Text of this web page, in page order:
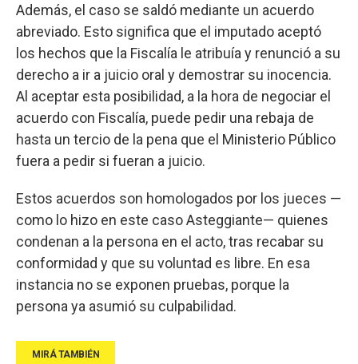
Además, el caso se saldó mediante un acuerdo
abreviado. Esto significa que el imputado aceptó
los hechos que la Fiscalía le atribuía y renunció a su
derecho a ir a juicio oral y demostrar su inocencia.
Al aceptar esta posibilidad, a la hora de negociar el
acuerdo con Fiscalía, puede pedir una rebaja de
hasta un tercio de la pena que el Ministerio Público
fuera a pedir si fueran a juicio.
Estos acuerdos son homologados por los jueces —
como lo hizo en este caso Asteggiante— quienes
condenan a la persona en el acto, tras recabar su
conformidad y que su voluntad es libre. En esa
instancia no se exponen pruebas, porque la
persona ya asumió su culpabilidad.